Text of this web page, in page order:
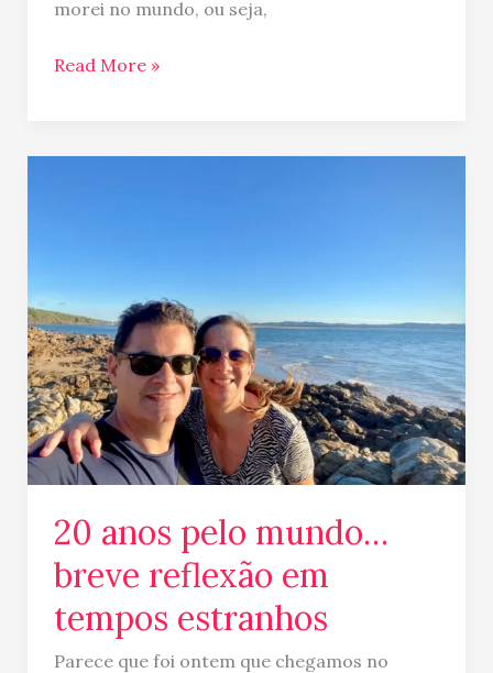
morei no mundo, ou seja,
Read More »
20 anos pelo mundo…
breve reflexão em
tempos estranhos
Parece que foi ontem que chegamos no
breve
reflexão
em
tempos
estranhos